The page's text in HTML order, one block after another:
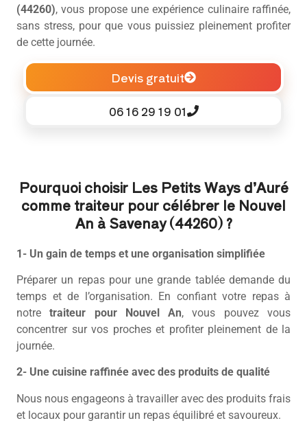
(44260), vous propose une expérience culinaire raffinée,
sans stress, pour que vous puissiez pleinement profiter
de cette journée.
Devis gratuit
06 16 29 19 01
Pourquoi choisir Les Petits Ways d’Auré
comme traiteur pour célébrer le Nouvel
An à Savenay (44260) ?
1- Un gain de temps et une organisation simplifiée
Préparer un repas pour une grande tablée demande du
temps et de l’organisation. En confiant votre repas à
notretraiteur pour Nouvel An, vous pouvez vous
concentrer sur vos proches et profiter pleinement de la
journée.
2- Une cuisine raffinée avec des produits de qualité
Nous nous engageons à travailler avec des produits frais
et locaux pour garantir un repas équilibré et savoureux.